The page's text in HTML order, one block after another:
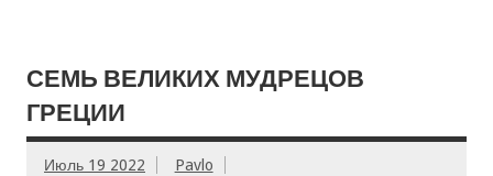
СЕМЬ ВЕЛИКИХ МУДРЕЦОВ
ГРЕЦИИ
Июль 19 2022 Pavlo